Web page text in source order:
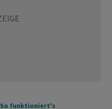
So funktioniert's